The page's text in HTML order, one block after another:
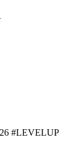
#LEVELUP